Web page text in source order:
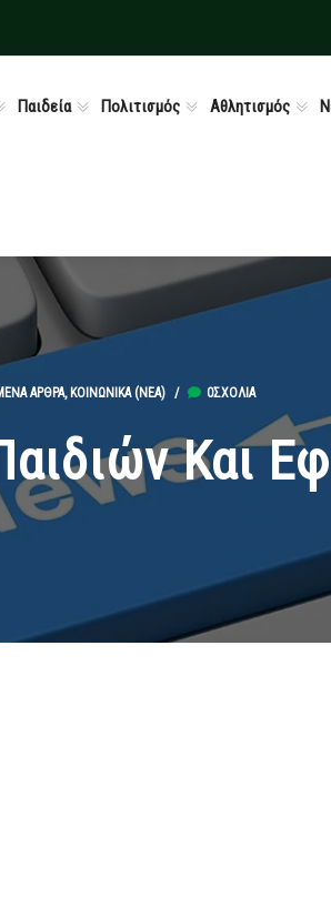
Παιδεία Πολιτισμός Αθλητισμός
ΆΡΘΡΑ, ΚΟΙΝΩΝΙΚΆ (ΝΕΑ)/ 0ΣΧΌΛΙΑ
Και